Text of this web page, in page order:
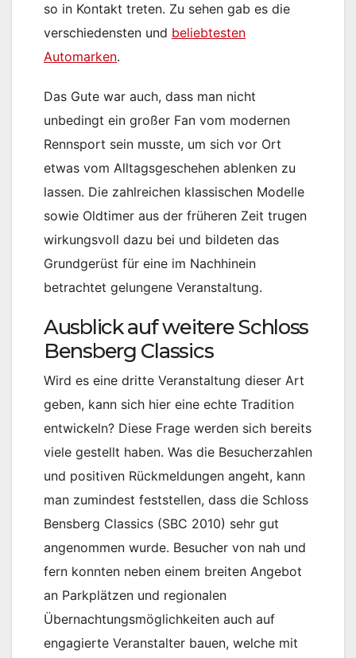
so in Kontakt treten. Zu sehen gab es die
verschiedensten und beliebtesten
Automarken.
Das Gute war auch, dass man nicht
unbedingt ein großer Fan vom modernen
Rennsport sein musste, um sich vor Ort
etwas vom Alltagsgeschehen ablenken zu
lassen. Die zahlreichen klassischen Modelle
sowie Oldtimer aus der früheren Zeit trugen
wirkungsvoll dazu bei und bildeten das
Grundgerüst für eine im Nachhinein
betrachtet gelungene Veranstaltung.
Ausblick auf weitere Schloss
Bensberg Classics
Wird es eine dritte Veranstaltung dieser Art
geben, kann sich hier eine echte Tradition
entwickeln? Diese Frage werden sich bereits
viele gestellt haben. Was die Besucherzahlen
und positiven Rückmeldungen angeht, kann
man zumindest feststellen, dass die Schloss
Bensberg Classics (SBC 2010) sehr gut
angenommen wurde. Besucher von nah und
fern konnten neben einem breiten Angebot
an Parkplätzen und regionalen
Übernachtungsmöglichkeiten auch auf
engagierte Veranstalter bauen, welche mit